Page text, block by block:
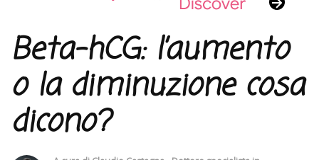
Beta-hCG: l’aumento
o la diminuzione cosa
dicono?